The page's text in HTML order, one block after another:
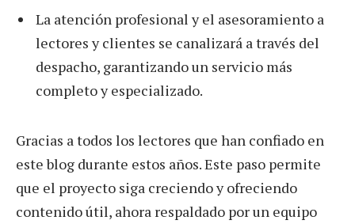
La atención profesional y el asesoramiento a
lectores y clientes se canalizará a través del
despacho, garantizando un servicio más
completo y especializado.
Gracias a todos los lectores que han confiado en
este blog durante estos años. Este paso permite
que el proyecto siga creciendo y ofreciendo
contenido útil, ahora respaldado por un equipo